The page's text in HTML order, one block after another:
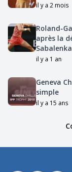
il y a 2 mois
Roland-
après la
Sabalenka
il y a 1 an
Geneva
simple
il y a 15 ans